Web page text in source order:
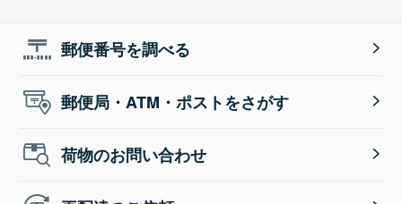
郵便番号を調べる
郵便局・ATM・ポストをさがす
荷物のお問い合わせ